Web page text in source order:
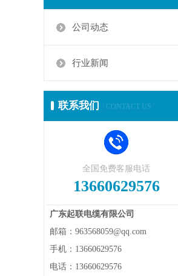
公司动态
行业新闻
联系我们 / CONTACT US
全国免费客服电话
13660629576
广东起联电缆有限公司
邮箱：963568059@qq.com
手机：13660629576
电话：13660629576